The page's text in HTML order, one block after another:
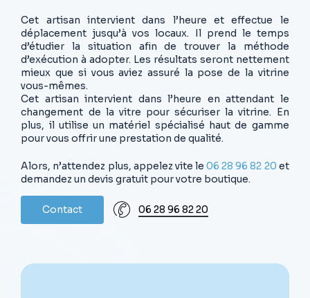
Cet artisan intervient dans l’heure et effectue le
déplacement jusqu’à vos locaux. Il prend le temps
d’étudier la situation afin de trouver la méthode
d’exécution à adopter. Les résultats seront nettement
mieux que si vous aviez assuré la pose de la vitrine
vous-mêmes.
Cet artisan intervient dans l’heure en attendant le
changement de la vitre pour sécuriser la vitrine. En
plus, il utilise un matériel spécialisé haut de gamme
pour vous offrir une prestation de qualité.
Alors, n’attendez plus, appelez vite le06 28 96 82 20 et
demandez un devis gratuit pour votre boutique.
Contact 06 28 96 82 20